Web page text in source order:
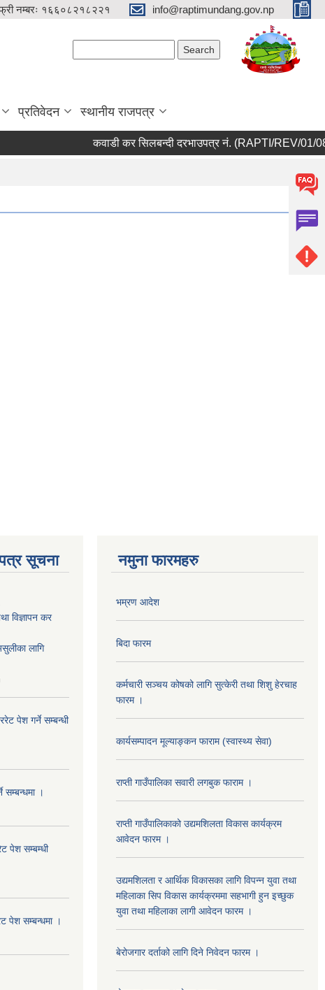
नम्बरः १६६०८२१८२२१ info@raptimundang.gov.np
प्रतिवेदन स्थानीय राजपत्र
कवाडी कर सिलबन्दी दरभाउपत्र नं. (RAPTI/REV/01/
सूचना
विज्ञापन कर
लागि
पेश गर्ने सम्बन्धी
सम्बन्धमा ।
पेश सम्बम्धी
पेश सम्बन्धमा ।
नमुना फारमहरु
भम्रण आदेश
बिदा फारम
कर्मचारी सञ्चय कोषको लागि सुत्केरी तथा शिशु हेरचाह
फारम ।
कार्यसम्पादन मूल्याङ्कन फाराम (स्वास्थ्य सेवा)
राप्ती गाउँपालिका सवारी लगबुक फाराम ।
राप्ती गाउँपालिकाको उद्यमशिलता विकास कार्यक्रम
आवेदन फारम ।
उद्यमशिलता र आर्थिक विकासका लागि विपन्न युवा तथा
महिलाका सिप विकास कार्यक्रममा सहभागी हुन इच्छुक
युवा तथा महिलाका लागी आवेदन फारम ।
बेरोजगार दर्ताको लागि दिने निवेदन फारम ।